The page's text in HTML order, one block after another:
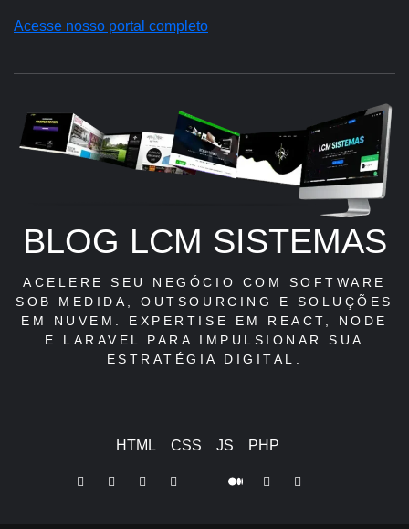
Acesse nosso portal completo
BLOG LCM SISTEMAS
ACELERE SEU NEGÓCIO COM SOFTWARE
SOB MEDIDA, OUTSOURCING E SOLUÇÕES
EM NUVEM. EXPERTISE EM REACT, NODE
E LARAVEL PARA IMPULSIONAR SUA
ESTRATÉGIA DIGITAL.
HTML CSS JS PHP
LinkedInInstagramFacebookYoutube PinterestTiktok